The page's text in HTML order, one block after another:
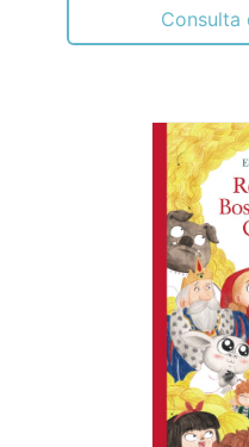
Consulta